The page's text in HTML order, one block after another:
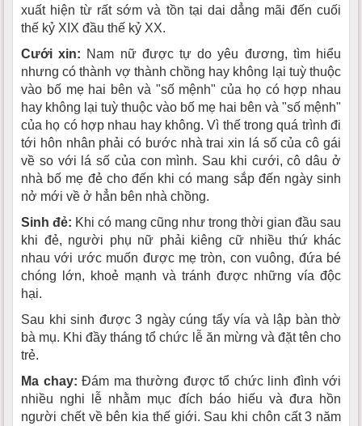
xuất hiện từ rất sớm và tồn tại dai dẳng mãi đến cuối
thế kỷ XIX đầu thế kỷ XX.
Cưới xin: Nam nữ được tự do yêu đương, tìm hiểu
nhưng có thành vợ thành chồng hay không lại tuỳ thuộc
vào bố mẹ hai bên và "số mệnh" của họ có hợp nhau
hay không lại tuỳ thuộc vào bố mẹ hai bên và "số mệnh"
của họ có hợp nhau hay không. Vì thế trong quá trình đi
tới hôn nhân phải có bước nhà trai xin lá số của cô gái
về so với lá số của con mình. Sau khi cưới, cô dâu ở
nhà bố mẹ đẻ cho đến khi có mang sắp đến ngày sinh
nở mới về ở hẳn bên nhà chồng.
Sinh đẻ: Khi có mang cũng như trong thời gian đầu sau
khi đẻ, người phụ nữ phải kiêng cữ nhiều thứ khác
nhau với ước muốn được mẹ tròn, con vuông, đứa bé
chóng lớn, khoẻ mạnh và tránh được những vía độc
hại.
Sau khi sinh được 3 ngày cúng tẩy vía và lập bàn thờ
bà mụ. Khi đầy tháng tổ chức lễ ăn mừng và đặt tên cho
trẻ.
Ma chay: Ðám ma thường được tổ chức linh đình với
nhiều nghi lễ nhằm mục đích báo hiếu và đưa hồn
người chết về bên kia thế giới. Sau khi chôn cất 3 năm